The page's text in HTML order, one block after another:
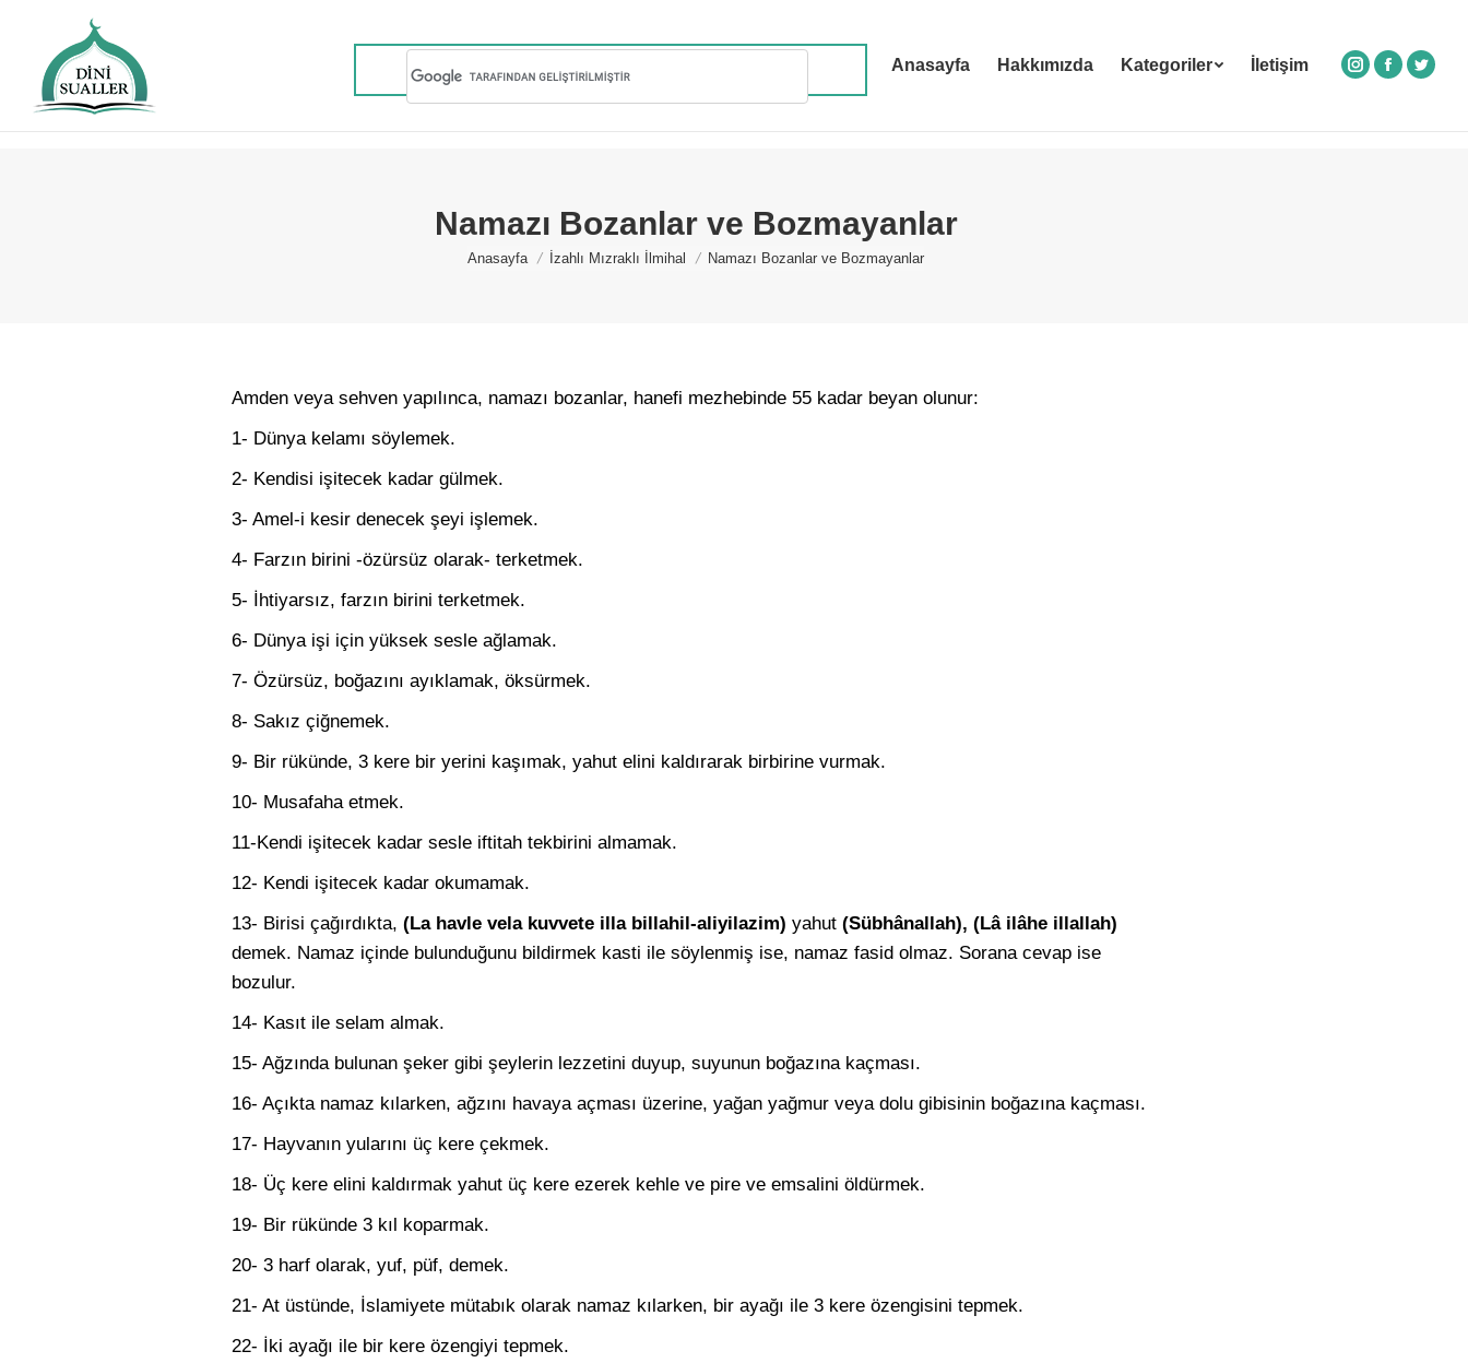
Anasayfa Hakkımızda Kategoriler İletişim
Instagram
Facebook
Namazı Bozanlar ve Bozmayanlar
You are here:
Anasayfa İzahlı Mızraklı İlmihal Namazı Bozanlar ve Bozmayanlar
Amden veya sehven yapılınca, namazı bozanlar, hanefi mezhebinde 55 kadar beyan olunur:
1- Dünya kelamı söylemek.
2- Kendisi işitecek kadar gülmek.
3- Amel-i kesir denecek şeyi işlemek.
4- Farzın birini -özürsüz olarak- terketmek.
5- İhtiyarsız, farzın birini terketmek.
6- Dünya işi için yüksek sesle ağlamak.
7- Özürsüz, boğazını ayıklamak, öksürmek.
8- Sakız çiğnemek.
9- Bir rükünde, 3 kere bir yerini kaşımak, yahut elini kaldırarak birbirine vurmak.
10- Musafaha etmek.
11-Kendi işitecek kadar sesle iftitah tekbirini almamak.
12- Kendi işitecek kadar okumamak.
13- Birisi çağırdıkta, (La havle vela kuvvete illa billahil-aliyilazim) yahut (Sübhânallah), (Lâ ilâhe illallah)
demek. Namaz içinde bulunduğunu bildirmek kasti ile söylenmiş ise, namaz fasid olmaz. Sorana cevap ise
bozulur.
14- Kasıt ile selam almak.
15- Ağzında bulunan şeker gibi şeylerin lezzetini duyup, suyunun boğazına kaçması.
16- Açıkta namaz kılarken, ağzını havaya açması üzerine, yağan yağmur veya dolu gibisinin boğazına kaçması.
17- Hayvanın yularını üç kere çekmek.
18- Üç kere elini kaldırmak yahut üç kere ezerek kehle ve pire ve emsalini öldürmek.
19- Bir rükünde 3 kıl koparmak.
20- 3 harf olarak, yuf, püf, demek.
21- At üstünde, İslamiyete mütabık olarak namaz kılarken, bir ayağı ile 3 kere özengisini tepmek.
22- İki ayağı ile bir kere özengiyi tepmek.